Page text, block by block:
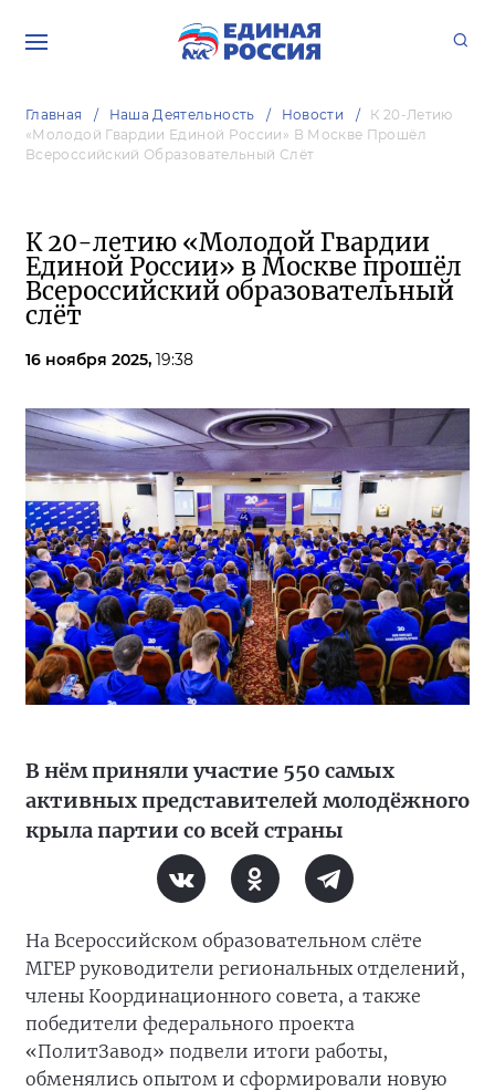
Главная Наша Деятельность Новости
К 20-Летию
«Молодой Гвардии Единой России» В Москве Прошёл
Всероссийский Образовательный Слёт
К 20-летию «Молодой Гвардии
Единой России» в Москве прошёл
Всероссийский образовательный
слёт
16 ноября 2025, 19:38
В нём приняли участие 550 самых
активных представителей молодёжного
крыла партии со всей страны
На Всероссийском образовательном слёте
МГЕР руководители региональных отделений,
члены Координационного совета, а также
победители федерального проекта
«ПолитЗавод» подвели итоги работы,
обменялись опытом и сформировали новую